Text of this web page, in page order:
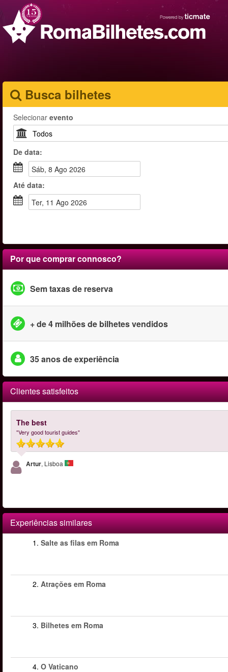
Busca bilhetes
Selecionar evento
De data:
Sáb, 8 Ago 2026
Até data:
Ter, 11 Ago 2026
Por que comprar connosco?
Sem taxas de reserva
+ de 4 milhões de bilhetes vendidos
35 anos de experiência
Clientes satisfeitos
The best
"Very good tourist guides"
Artur, Lisboa
Experiências similares
1. Salte as filas em Roma
2. Atrações em Roma
3. Bilhetes em Roma
4. O Vaticano